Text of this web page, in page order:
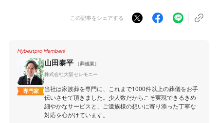
この記事をシェアする
Mybestpro Members
専門家
山田泰平
（葬儀業）
株式会社大阪セレモニー
当社は家族葬を専門に、これまで1000件以上の葬儀をお手
伝いさせて頂きました。少人数だからこそ実現できるきめ
細やかなサービスと、ご遺族様の想いに寄り添った丁寧な
対応を心がけています。